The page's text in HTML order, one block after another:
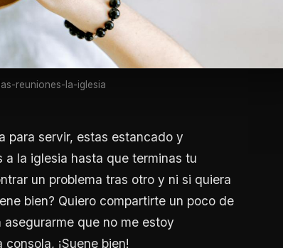
reuniones-la-iglesia
para servir, estas estancado y
la iglesia hasta que terminas tu
un problema tras otro y ni si quiera
bien? Quiero compartirte un poco de
que no me estoy
¡Suene bien!